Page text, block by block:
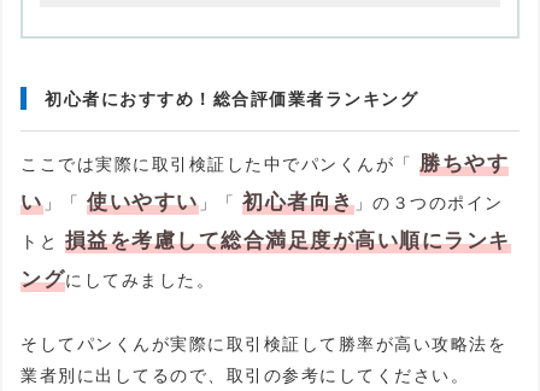
初心者におすすめ！総合評価業者ランキング
ここでは実際に取引検証した中でパンくんが「 勝ちやす
い」「 使いやすい」「 初心者向き」の３つのポイン
トと 損益を考慮して総合満足度が高い順にランキ
ングにしてみました。
そしてパンくんが実際に取引検証して勝率が高い攻略法を
業者別に出してるので、取引の参考にしてください。